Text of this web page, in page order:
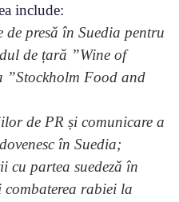
include:
de presă în Suedia pentru
de țară ”Wine of
”Stockholm Food and
de PR și comunicare a
în Suedia;
cu partea suedeză în
rabiei la